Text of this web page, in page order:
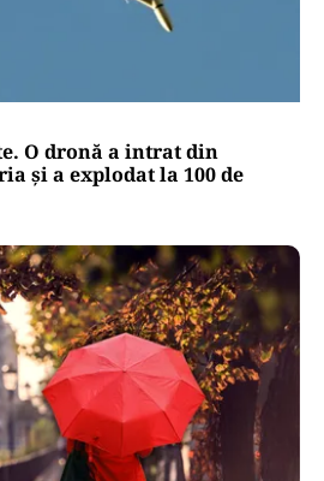
O dronă a intrat din
şi a explodat la 100 de